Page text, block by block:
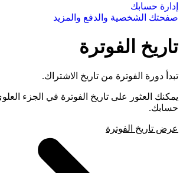
إدارة حسابك
صفحتك الشخصية والدفع والمزيد
تاريخ الفوترة
تبدأ دورة الفوترة من تاريخ الاشتراك.
يمكنك العثور على تاريخ الفوترة في الجزء
حسابك.
عرض تاريخ الفوترة